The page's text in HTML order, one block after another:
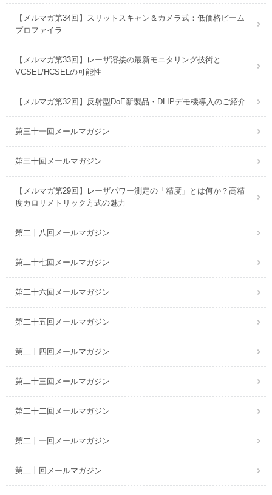
【メルマガ第34回】スリットスキャン＆カメラ式：低価格ビーム
プロファイラ
【メルマガ第33回】レーザ溶接の最新モニタリング技術と
VCSEL/HCSELの可能性
【メルマガ第32回】反射型DoE新製品・DLIPデモ機導入のご紹介
第三十一回メールマガジン
第三十回メールマガジン
【メルマガ第29回】レーザパワー測定の「精度」とは何か？高精
度カロリメトリック方式の魅力
第二十八回メールマガジン
第二十七回メールマガジン
第二十六回メールマガジン
第二十五回メールマガジン
第二十四回メールマガジン
第二十三回メールマガジン
第二十二回メールマガジン
第二十一回メールマガジン
第二十回メールマガジン